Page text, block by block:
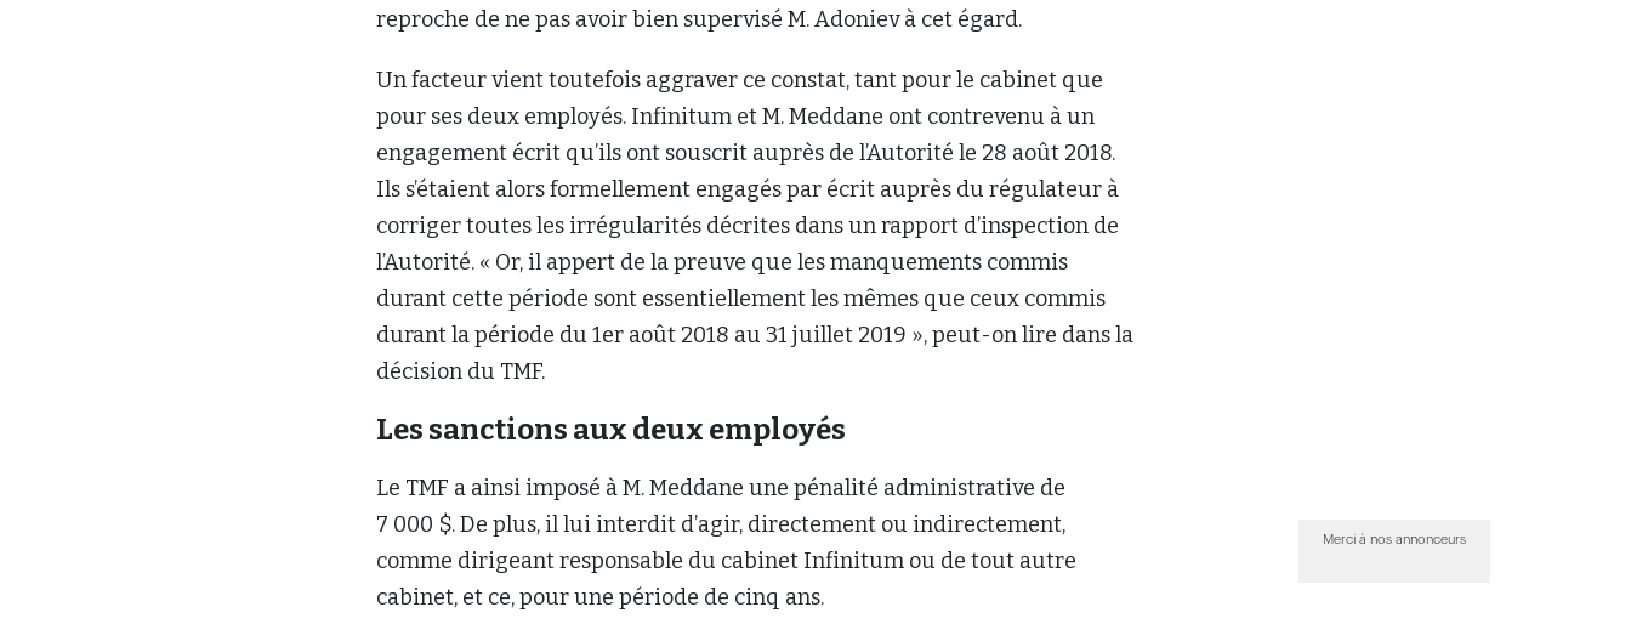
reproche de ne pas avoir bien supervisé M. Adoniev à cet égard.
Un facteur vient toutefois aggraver ce constat, tant pour le cabinet que
pour ses deux employés. Infinitum et M. Meddane ont contrevenu à un
engagement écrit qu’ils ont souscrit auprès de l’Autorité le 28 août 2018.
Ils s’étaient alors formellement engagés par écrit auprès du régulateur à
corriger toutes les irrégularités décrites dans un rapport d’inspection de
l’Autorité. « Or, il appert de la preuve que les manquements commis
durant cette période sont essentiellement les mêmes que ceux commis
durant la période du 1er août 2018 au 31 juillet 2019 », peut-on lire dans la
décision du TMF.
Les sanctions aux deux employés
Le TMF a ainsi imposé à M. Meddane une pénalité administrative de
7 000 $. De plus, il lui interdit d’agir, directement ou indirectement,
comme dirigeant responsable du cabinet Infinitum ou de tout autre
cabinet, et ce, pour une période de cinq ans.
Merci à nos annonceurs